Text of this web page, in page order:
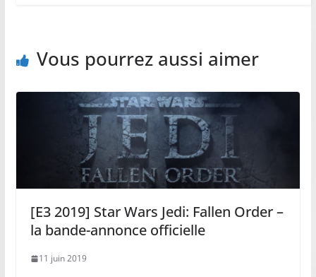
Vous pourrez aussi aimer
[E3 2019] Star Wars Jedi: Fallen Order –
la bande-annonce officielle
11 juin 2019